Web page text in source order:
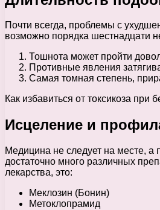
Почти всегда, проблемы с
возможно порядка шестнадцати
Тошнота может пройти
Противные явления
Самая томная степень,
Как избавиться от токсикоза при
Исцеление и
Медицина не следует на месте,
достаточно много различных
лекарства, это:
Меклозин (Бонин)
Метоклопрамид